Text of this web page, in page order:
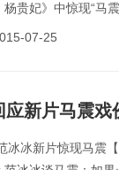
杨贵妃》中惊现“马
07-25
应新片马震戏
冰冰新片惊现马震